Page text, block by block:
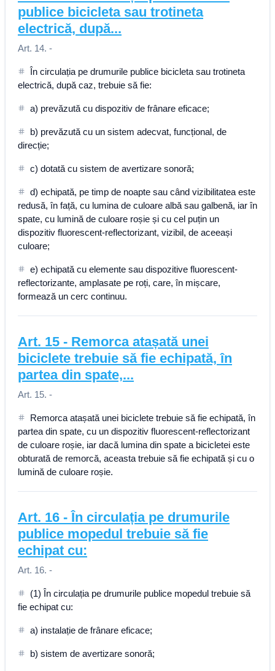
publice bicicleta sau trotineta
electrică, după...
Art. 14. -
În circulația pe drumurile publice bicicleta sau trotineta
electrică, după caz, trebuie să fie:
a) prevăzută cu dispozitiv de frânare eficace;
b) prevăzută cu un sistem adecvat, funcțional, de
direcție;
c) dotată cu sistem de avertizare sonoră;
d) echipată, pe timp de noapte sau când vizibilitatea este
redusă, în față, cu lumina de culoare albă sau galbenă, iar în
spate, cu lumină de culoare roșie și cu cel puțin un
dispozitiv fluorescent-reflectorizant, vizibil, de aceeași
culoare;
e) echipată cu elemente sau dispozitive fluorescent-
reflectorizante, amplasate pe roți, care, în mișcare,
formează un cerc continuu.
Art. 15 - Remorca atașată unei
biciclete trebuie să fie echipată, în
partea din spate,...
Art. 15. -
Remorca atașată unei biciclete trebuie să fie echipată, în
partea din spate, cu un dispozitiv fluorescent-reflectorizant
de culoare roșie, iar dacă lumina din spate a bicicletei este
obturată de remorcă, aceasta trebuie să fie echipată și cu o
lumină de culoare roșie.
Art. 16 -În circulația pe drumurile
publice mopedul trebuie să fie
echipat cu:
Art. 16. -
(1) În circulația pe drumurile publice mopedul trebuie să
fie echipat cu:
a) instalație de frânare eficace;
b) sistem de avertizare sonoră;